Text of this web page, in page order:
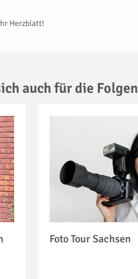
Herzblatt!
auch für die
Foto Tour Sachsen